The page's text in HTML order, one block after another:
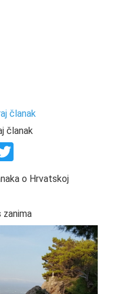
članak
članak
o Hrvatskoj
zanima